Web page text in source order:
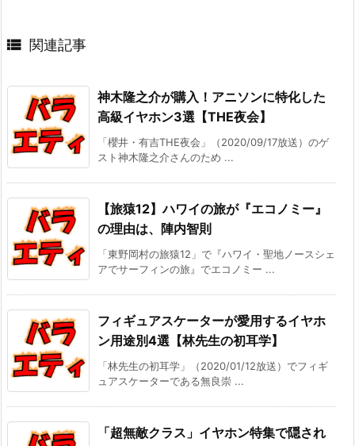
 関連記事
神木隆之介が購入！アニソンに特化した
高級イヤホン3選【THE夜会】
「櫻井・有吉THE夜会」（2020/09/17放送）のゲ
スト神木隆之介さんのため ...
【旅猿12】ハワイの旅が『エコノミー』
の理由は、陣内智則
「東野岡村の旅猿12」で『ハワイ・聖地ノースシェ
アでサーフィンの旅』でエコノミー ...
フィギュアスケーターが愛用するイヤホ
ン用途別4選【林先生の初耳学】
「林先生の初耳学」（2020/01/12放送）でフィギ
ュアスケーターである無良崇 ...
「超無敵クラス」イヤホン特集で隠され